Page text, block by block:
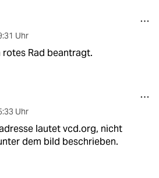
Uhr
rotes Rad beantragt.
Uhr
lautet vcd.org, nicht
dem bild beschrieben.